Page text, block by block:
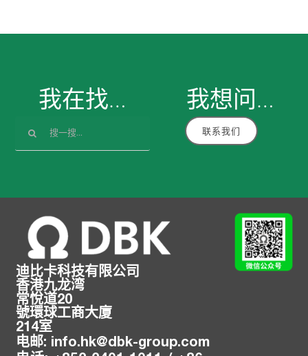
我在找…
索：
我想问…
联系我们
迪比卡科技有限公司
香港九龙湾
常悅道20
號環球工商大廈
214室
电邮: info.hk@dbk-group.com